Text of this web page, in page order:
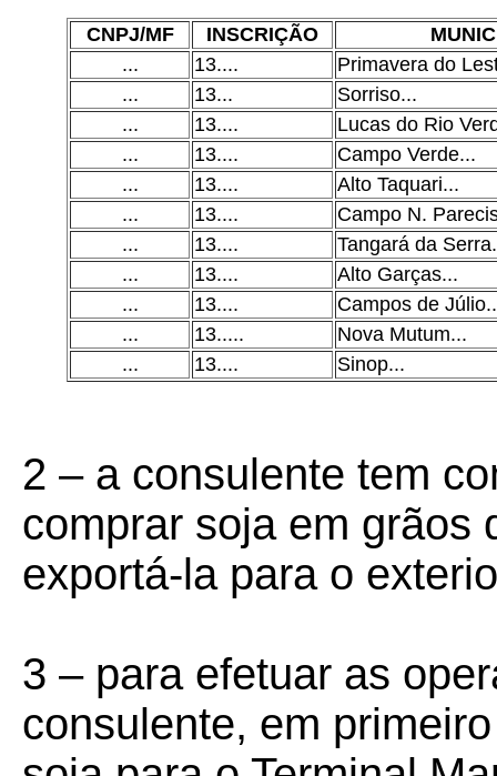
CNPJ/MF INSCRIÇÃO
...
13....
Primavera do
...
13... Sorriso...
...
13....
Lucas do Rio
...
13.... Campo Verde...
...
13.... Alto Taquari...
...
13....
Campo N.
...
13.... Tangará da Serra
...
13.... Alto Garças...
...
13.... Campos de Júlio
...
13..... Nova Mutum...
...
13.... Sinop...
2 – a consulente tem
comprar soja em grãos
exportá-la para o
3 – para efetuar as
consulente, em